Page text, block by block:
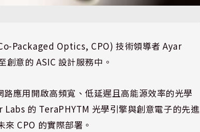
Packaged Optics, CPO) 技術領導者 Ayar
意的 ASIC 設計服務中。
應用開啟高頻寬、低延遲且高能源效率的光學
的 TeraPHYTM 光學引擎與創意電子的先進
CPO 的實際部署。